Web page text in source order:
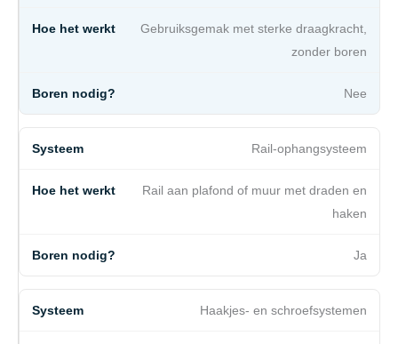
Gebruiksgemak met sterke draagkracht,
zonder boren
Nee
Rail-ophangsysteem
Rail aan plafond of muur met draden en
haken
Ja
Haakjes- en schroefsystemen